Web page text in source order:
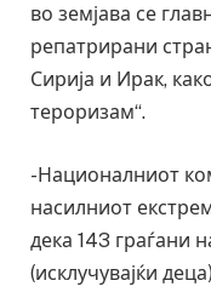
во земјава се
репатрирани
Сирија и Ирак,
тероризам“.
-Националниот
насилниот
дека 143 граѓани
(исклучувајќи